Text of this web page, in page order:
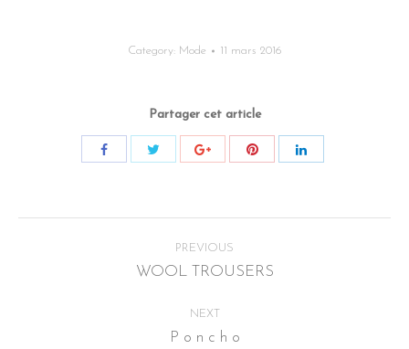
Category: Mode 11 mars 2016
Partager cet article
navigation
PREVIOUS
Previous
WOOL TROUSERS
NEXT
Next
P o n c h o